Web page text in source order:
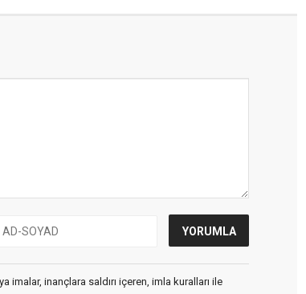
imalar, inançlara saldırı içeren, imla kuralları ile